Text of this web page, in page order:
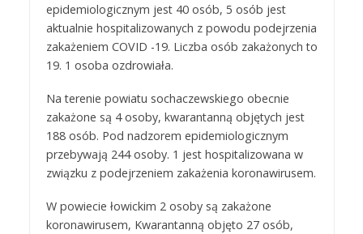
epidemiologicznym jest 40 osób, 5 osób jest
aktualnie hospitalizowanych z powodu podejrzenia
zakażeniem COVID -19. Liczba osób zakażonych to
19. 1 osoba ozdrowiała.
Na terenie powiatu sochaczewskiego obecnie
zakażone są 4 osoby, kwarantanną objętych jest
188 osób. Pod nadzorem epidemiologicznym
przebywają 244 osoby. 1 jest hospitalizowana w
związku z podejrzeniem zakażenia koronawirusem.
W powiecie łowickim 2 osoby są zakażone
koronawirusem, Kwarantanną objęto 27 osób,